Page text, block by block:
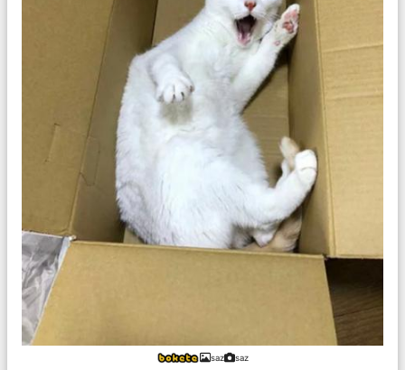
saz saz